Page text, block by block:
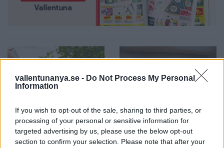
vallentunanya.se - Do Not Process My Personal
Information
If you wish to opt-out of the sale, sharing to third parties, or
processing of your personal or sensitive information for
targeted advertising by us, please use the below opt-out
section to confirm your selection. Please note that after your
2026-08-06 KL. 08:40
Så ser du
meteorregnet och
2026-08-06 KL. 08:39
Max fashion blir
kvar i Vallentuna